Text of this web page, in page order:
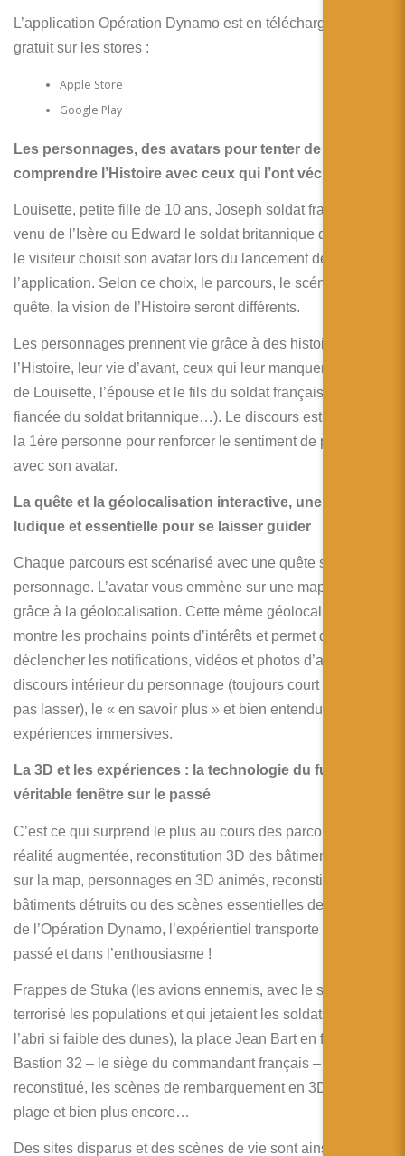
L’application Opération Dynamo est en téléchargement
gratuit sur les stores :
Apple Store
Google Play
Les personnages, des avatars pour tenter de
comprendre l’Histoire avec ceux qui l’ont vécue
Louisette, petite fille de 10 ans, Joseph soldat français
venu de l’Isère ou Edward le soldat britannique de 22 ans :
le visiteur choisit son avatar lors du lancement de
l’application. Selon ce choix, le parcours, le scénario, la
quête, la vision de l’Histoire seront différents.
Les personnages prennent vie grâce à des histoires dans
l’Histoire, leur vie d’avant, ceux qui leur manquent (le papa
de Louisette, l’épouse et le fils du soldat français, la
fiancée du soldat britannique…). Le discours est intérieur à
la 1ère personne pour renforcer le sentiment de proximité
avec son avatar.
La quête et la géolocalisation interactive, une approche
ludique et essentielle pour se laisser guider
Chaque parcours est scénarisé avec une quête selon son
personnage. L’avatar vous emmène sur une map en 3D
grâce à la géolocalisation. Cette même géolocalisation
montre les prochains points d’intérêts et permet de
déclencher les notifications, vidéos et photos d’archives, le
discours intérieur du personnage (toujours court pour ne
pas lasser), le « en savoir plus » et bien entendu les
expériences immersives.
La 3D et les expériences : la technologie du futur
véritable fenêtre sur le passé
C’est ce qui surprend le plus au cours des parcours :
réalité augmentée, reconstitution 3D des bâtiments actuels
sur la map, personnages en 3D animés, reconstitution de
bâtiments détruits ou des scènes essentielles de l’histoire
de l’Opération Dynamo, l’expérientiel transporte dans le
passé et dans l’enthousiasme !
Frappes de Stuka (les avions ennemis, avec le son qui a
terrorisé les populations et qui jetaient les soldats dans
l’abri si faible des dunes), la place Jean Bart en feu, le
Bastion 32 – le siège du commandant français –
reconstitué, les scènes de rembarquement en 3D sur la
plage et bien plus encore…
Des sites disparus et des scènes de vie sont ainsi